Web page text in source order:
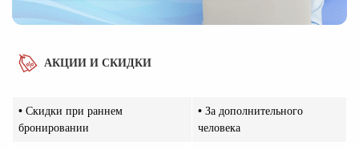
АКЦИИ И СКИДКИ
• Скидки при раннем
бронировании
• За дополнительного
человека